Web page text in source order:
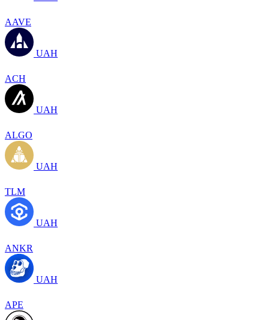
AAVE
UAH
ACH
UAH
ALGO
UAH
TLM
UAH
ANKR
UAH
APE